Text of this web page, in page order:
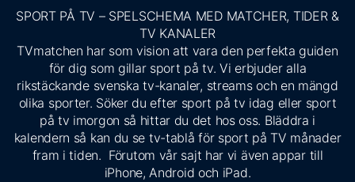
SPORT PÅ TV – SPELSCHEMA MED MATCHER, TIDER &
TV KANALER
TVmatchen har som vision att vara den perfekta guiden
för dig som gillar sport på tv. Vi erbjuder alla
rikstäckande svenska tv-kanaler, streams och en mängd
olika sporter. Söker du efter sport på tv idag eller sport
på tv imorgon så hittar du det hos oss. Bläddra i
kalendern så kan du se tv-tablå för sport på TV månader
fram i tiden. Förutom vår sajt har vi även appar till
iPhone, Android och iPad.